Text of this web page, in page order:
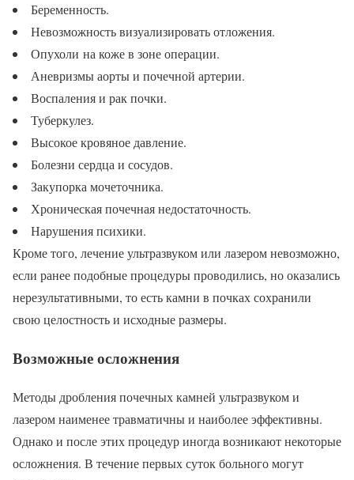
Беременность.
Невозможность визуализировать отложения.
Опухоли на коже в зоне операции.
Аневризмы аорты и почечной артерии.
Воспаления и рак почки.
Туберкулез.
Высокое кровяное давление.
Болезни сердца и сосудов.
Закупорка мочеточника.
Хроническая почечная недостаточность.
Нарушения психики.
Кроме того, лечение ультразвуком или лазером невозможно,
если ранее подобные процедуры проводились, но оказались
нерезультативными, то есть камни в почках сохранили
свою целостность и исходные размеры.
Возможные осложнения
Методы дробления почечных камней ультразвуком и
лазером наименее травматичны и наиболее эффективны.
Однако и после этих процедур иногда возникают некоторые
осложнения. В течение первых суток больного могут